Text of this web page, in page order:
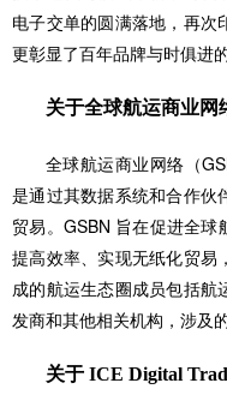
电子交单的圆满落地，再次
更彰显了百年品牌与时俱进
关于全球航运商业网
全球航运商业网络（
是通过其数据系统和合作伙
贸易。GSBN 旨在促进全
提高效率、实现无纸化贸易
成的航运生态圈成员包括
发商和其他相关机构，涉及
关于 ICE Digital